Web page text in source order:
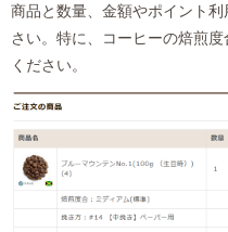
商品と数量、金額やポイント
さい。特に、コーヒーの焙煎
ください。